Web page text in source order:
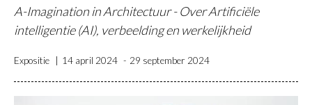
A-Imagination in Architectuur - Over Artificiële
intelligentie (AI), verbeelding en werkelijkheid
Expositie 14 april 2024 29 september 2024